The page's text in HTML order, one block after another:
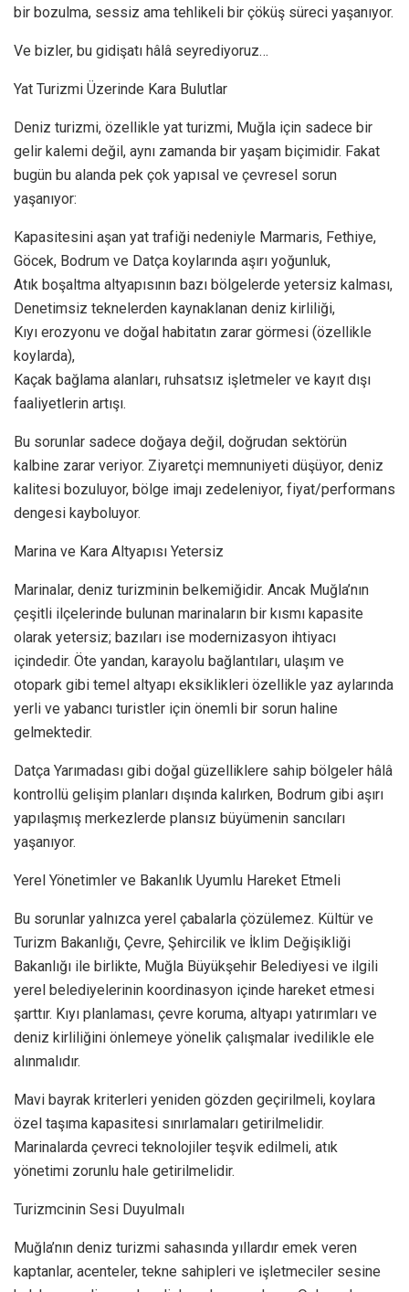
bir bozulma, sessiz ama tehlikeli bir çöküş süreci yaşanıyor.
Ve bizler, bu gidişatı hâlâ seyrediyoruz…
Yat Turizmi Üzerinde Kara Bulutlar
Deniz turizmi, özellikle yat turizmi, Muğla için sadece bir
gelir kalemi değil, aynı zamanda bir yaşam biçimidir. Fakat
bugün bu alanda pek çok yapısal ve çevresel sorun
yaşanıyor:
Kapasitesini aşan yat trafiği nedeniyle Marmaris, Fethiye,
Göcek, Bodrum ve Datça koylarında aşırı yoğunluk,
Atık boşaltma altyapısının bazı bölgelerde yetersiz kalması,
Denetimsiz teknelerden kaynaklanan deniz kirliliği,
Kıyı erozyonu ve doğal habitatın zarar görmesi (özellikle
koylarda),
Kaçak bağlama alanları, ruhsatsız işletmeler ve kayıt dışı
faaliyetlerin artışı.
Bu sorunlar sadece doğaya değil, doğrudan sektörün
kalbine zarar veriyor. Ziyaretçi memnuniyeti düşüyor, deniz
kalitesi bozuluyor, bölge imajı zedeleniyor, fiyat/performans
dengesi kayboluyor.
Marina ve Kara Altyapısı Yetersiz
Marinalar, deniz turizminin belkemiğidir. Ancak Muğla’nın
çeşitli ilçelerinde bulunan marinaların bir kısmı kapasite
olarak yetersiz; bazıları ise modernizasyon ihtiyacı
içindedir. Öte yandan, karayolu bağlantıları, ulaşım ve
otopark gibi temel altyapı eksiklikleri özellikle yaz aylarında
yerli ve yabancı turistler için önemli bir sorun haline
gelmektedir.
Datça Yarımadası gibi doğal güzelliklere sahip bölgeler hâlâ
kontrollü gelişim planları dışında kalırken, Bodrum gibi aşırı
yapılaşmış merkezlerde plansız büyümenin sancıları
yaşanıyor.
Yerel Yönetimler ve Bakanlık Uyumlu Hareket Etmeli
Bu sorunlar yalnızca yerel çabalarla çözülemez. Kültür ve
Turizm Bakanlığı, Çevre, Şehircilik ve İklim Değişikliği
Bakanlığı ile birlikte, Muğla Büyükşehir Belediyesi ve ilgili
yerel belediyelerinin koordinasyon içinde hareket etmesi
şarttır. Kıyı planlaması, çevre koruma, altyapı yatırımları ve
deniz kirliliğini önlemeye yönelik çalışmalar ivedilikle ele
alınmalıdır.
Mavi bayrak kriterleri yeniden gözden geçirilmeli, koylara
özel taşıma kapasitesi sınırlamaları getirilmelidir.
Marinalarda çevreci teknolojiler teşvik edilmeli, atık
yönetimi zorunlu hale getirilmelidir.
Turizmcinin Sesi Duyulmalı
Muğla’nın deniz turizmi sahasında yıllardır emek veren
kaptanlar, acenteler, tekne sahipleri ve işletmeciler sesine